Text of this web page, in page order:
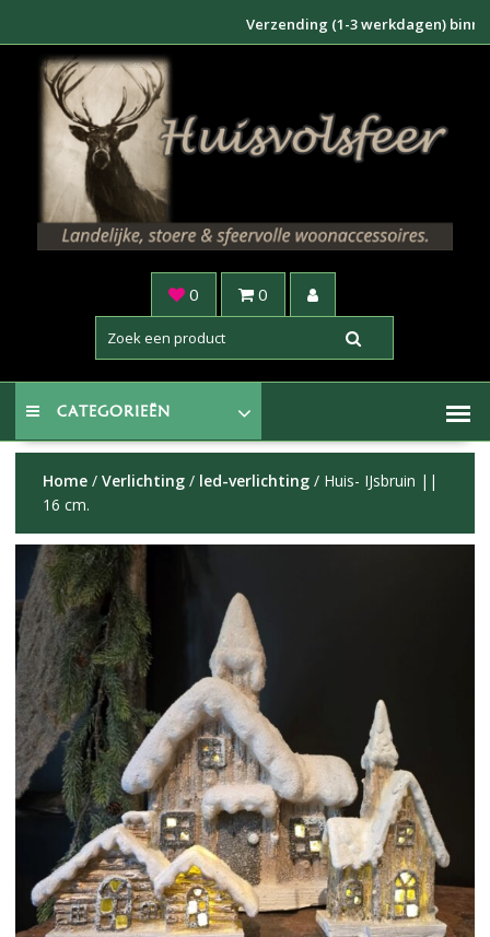
inhoud
Verzending (1-3 werkdagen) binnen
0 0
CATEGORIEËN
Home/ Verlichting/ led-verlichting/ Huis- IJsbruin ||
16 cm.